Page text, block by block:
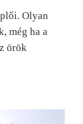
Olyan
még ha a
örök